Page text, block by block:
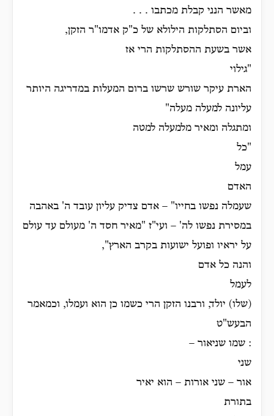
מאשר הנני קבלת מכתבו . . .
וביום הסתלקות הילולא של כ"ק אדמו"ר הזקן,
אשר בשעת ההסתלקות הרי אז
"גילוי
הארת עיקר שורש שרשו ברום המעלות במדריגה היותר
עליונה למעלה מעלה"
ומתגלה ומאיר מלמעלה למטה
"כל
עמל
האדם
שעמלה נפשו בחייו" – אדם צדיק עליון עובד ה' באהבה
במסירת נפשו לה' – ועי"ז "מאיר חסד ה' מעולם עד עולם
על יראיו ופועל ישועות בקרב הארץ",
והנה כל אדם
לעמל
(שלו) יולד, ורבנו הזקן הרי כשמו כן הוא ועמלו, וכמאמר
הבעש"ט
: שמו שניאור –
שני
אור – שני אורות – הוא יאיר
בתורת